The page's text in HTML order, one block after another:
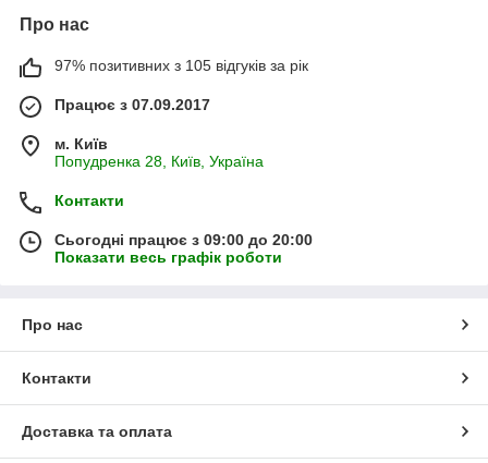
Про нас
97% позитивних з 105 відгуків за рік
Працює з 07.09.2017
м. Київ
Попудренка 28, Київ, Україна
Контакти
Сьогодні працює з 09:00 до 20:00
Показати весь графік роботи
Про нас
Контакти
Доставка та оплата